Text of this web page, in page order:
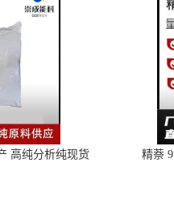
高纯分析纯现货 精萘